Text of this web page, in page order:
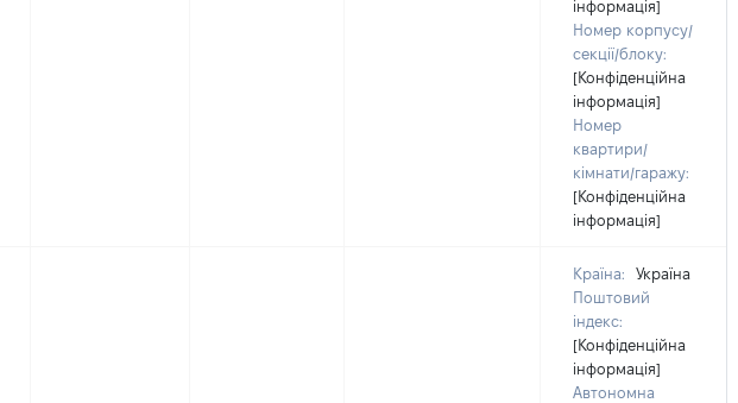
інформація]
Номер корпусу/
секції/блоку:
[Конфіденційна
інформація]
Номер
квартири/
кімнати/гаражу:
[Конфіденційна
інформація]
Країна:
Україна
Поштовий
індекс:
[Конфіденційна
інформація]
Автономна